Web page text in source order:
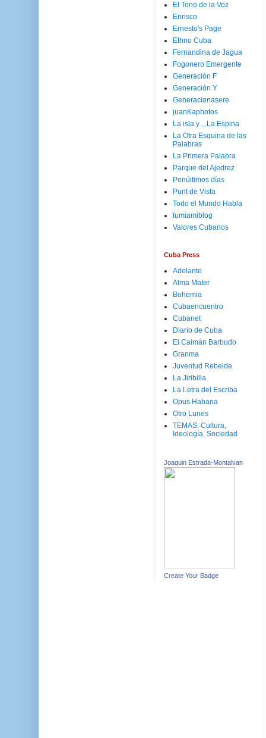
El Tono de la Voz
Enrisco
Ernesto's Page
Ethno Cuba
Fernandina de Jagua
Fogonero Emergente
Generación F
Generación Y
Generacionasere
juanKaphotos
La isla y ...La Espina
La Otra Esquina de las
Palabras
La Primera Palabra
Parque del Ajedrez
Penúltimos días
Punt de Vista
Todo el Mundo Habla
tumiamiblog
Valores Cubanos
Cuba Press
Adelante
Alma Mater
Bohemia
Cubaencuentro
Cubanet
Diario de Cuba
El Caimán Barbudo
Granma
Juventud Rebelde
La Jiribilla
La Letra del Escriba
Opus Habana
Otro Lunes
TEMAS. Cultura,
Ideología, Sociedad
Joaquin Estrada-Montalvan
Create Your Badge